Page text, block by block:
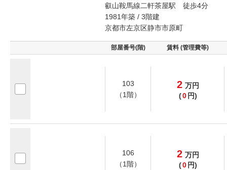
叡山鞍馬線二軒茶屋駅 徒歩4分
1981年築 / 3階建
京都市左京区静市市原町
部屋番号(階) 賃料 (管理費等)
103
（1階）
2 万円
(0 円)
106
（1階）
2 万円
(0 円)